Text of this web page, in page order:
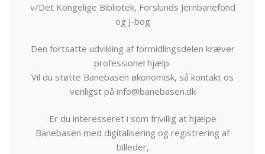
v/Det Kongelige Bibliotek, Forslunds Jernbanefond
og J-bog
Den fortsatte udvikling af formidlingsdelen kræver
professionel hjælp.
Vil du støtte Banebasen økonomisk, så kontakt os
venligst på info@banebasen.dk
Er du interesseret i som frivillig at hjælpe
Banebasen med digitalisering og registrering af
billeder,